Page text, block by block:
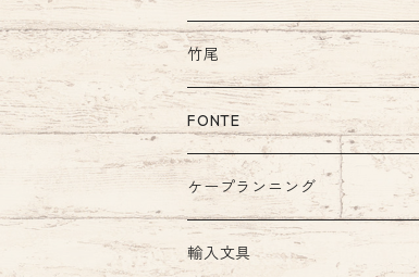
竹尾
FONTE
ケープランニング
輸入文具